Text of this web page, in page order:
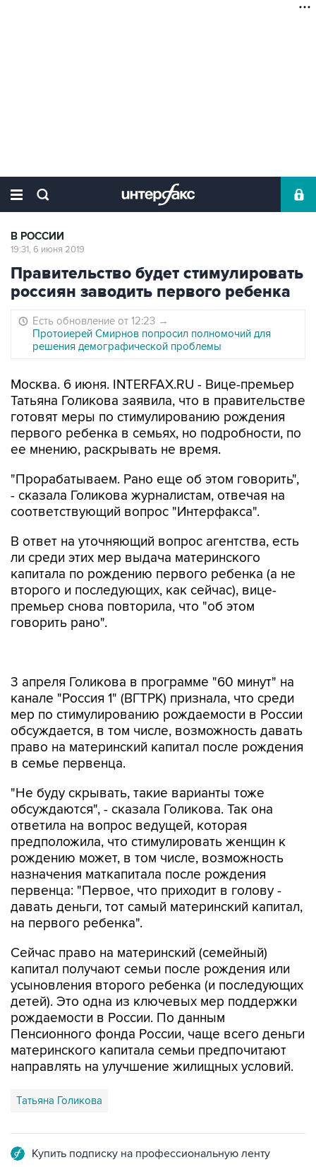
В РОССИИ
19:31, 6 июня 2019
Правительство будет стимулировать
россиян заводить первого ребенка
Есть обновление от 12:23 →
Протоиерей Смирнов попросил полномочий для
решения демографической проблемы
Москва. 6 июня. INTERFAX.RU - Вице-премьер
Татьяна Голикова заявила, что в правительстве
готовят меры по стимулированию рождения
первого ребенка в семьях, но подробности, по
ее мнению, раскрывать не время.
"Прорабатываем. Рано еще об этом говорить",
- сказала Голикова журналистам, отвечая на
соответствующий вопрос "Интерфакса".
В ответ на уточняющий вопрос агентства, есть
ли среди этих мер выдача материнского
капитала по рождению первого ребенка (а не
второго и последующих, как сейчас), вице-
премьер снова повторила, что "об этом
говорить рано".
мер по стимулированию рождаемости в России
обсуждается, в том числе, возможность давать
право на материнский капитал после рождения
в семье первенца.
"Не буду скрывать, такие варианты тоже
ответила на вопрос ведущей, которая
предположила, что стимулировать женщин к
рождению может, в том числе, возможность
назначения маткапитала после рождения
первенца: "Первое, что приходит в голову -
давать деньги, тот самый материнский капитал,
на первого ребенка".
Сейчас право на материнский (семейный)
усыновления второго ребенка (и последующих
детей). Это одна из ключевых мер поддержки
рождаемости в России. По данным
Пенсионного фонда России, чаще всего деньги
материнского капитала семьи предпочитают
направлять на улучшение жилищных условий.
Татьяна Голикова
Подписаться на рассылку главных новостей сайта